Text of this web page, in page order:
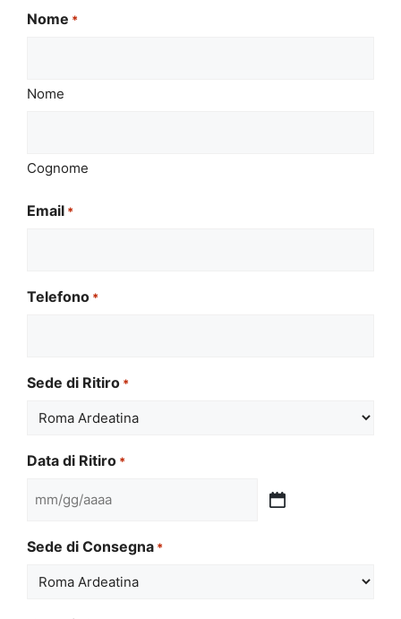
Nome *
Nome
Cognome
Email *
Telefono *
Sede di Ritiro *
Data di Ritiro *
MM
GG
slash
Sede di Consegna *